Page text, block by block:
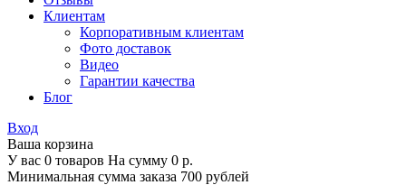
Клиентам
Корпоративным клиентам
Фото доставок
Видео
Гарантии качества
Блог
Вход
Ваша корзина
У вас 0 товаров На сумму 0 р.
Минимальная сумма заказа 700 рублей